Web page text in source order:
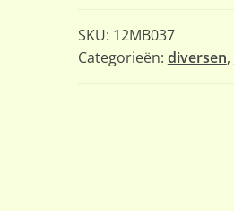
SKU: 12MB037
Categorieën: diversen,